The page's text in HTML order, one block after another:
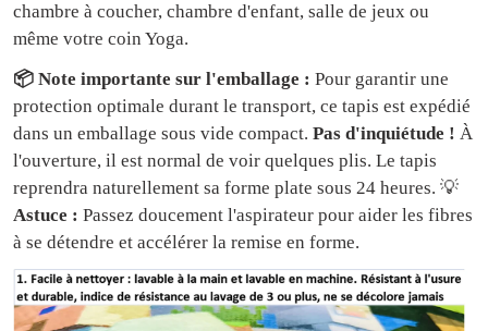
chambre à coucher, chambre d'enfant, salle de jeux ou
même votre coin Yoga.
📦 Note importante sur l'emballage : Pour garantir une
protection optimale durant le transport, ce tapis est expédié
dans un emballage sous vide compact. Pas d'inquiétude ! À
l'ouverture, il est normal de voir quelques plis. Le tapis
reprendra naturellement sa forme plate sous 24 heures. 💡
Astuce : Passez doucement l'aspirateur pour aider les fibres
à se détendre et accélérer la remise en forme.